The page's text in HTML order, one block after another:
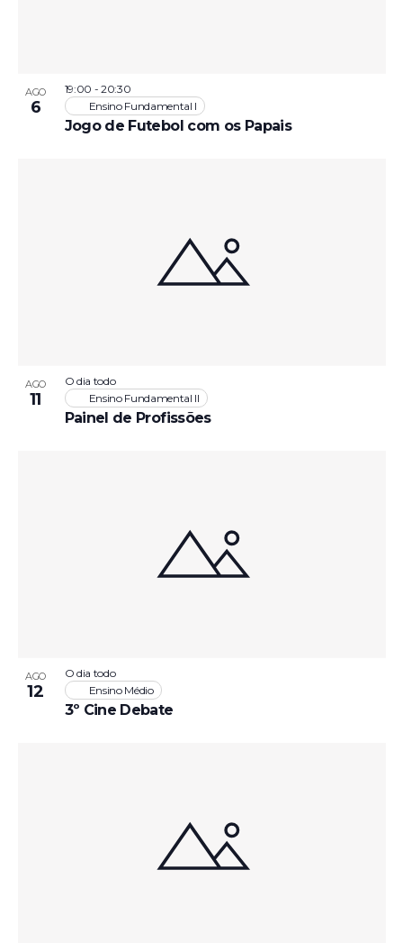
AGO
6
Jogo de Futebol com os Papais
19:00 - 20:30
Ensino Fundamental I
AGO
11
Painel de Profissões
O dia todo
Ensino Fundamental II
AGO
12
3º Cine Debate
O dia todo
Ensino Médio